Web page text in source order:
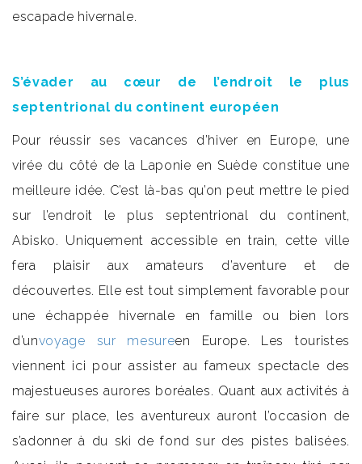
escapade hivernale.
S’évader au cœur de l’endroit le plus
septentrional du continent européen
Pour réussir ses vacances d’hiver en Europe, une
virée du côté de la Laponie en Suède constitue une
meilleure idée. C’est là-bas qu’on peut mettre le pied
sur l’endroit le plus septentrional du continent,
Abisko. Uniquement accessible en train, cette ville
fera plaisir aux amateurs d’aventure et de
découvertes. Elle est tout simplement favorable pour
une échappée hivernale en famille ou bien lors
d’unvoyage sur mesureen Europe. Les touristes
viennent ici pour assister au fameux spectacle des
majestueuses aurores boréales. Quant aux activités à
faire sur place, les aventureux auront l’occasion de
s’adonner à du ski de fond sur des pistes balisées.